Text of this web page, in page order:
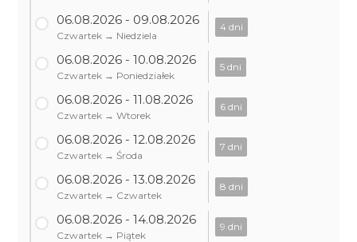
06.08.2026 - 09.08.2026
Czwartek → Niedziela
4 dni
06.08.2026 - 10.08.2026
Czwartek → Poniedziałek
5 dni
06.08.2026 - 11.08.2026
Czwartek → Wtorek
6 dni
06.08.2026 - 12.08.2026
Czwartek → Środa
7 dni
06.08.2026 - 13.08.2026
Czwartek → Czwartek
8 dni
06.08.2026 - 14.08.2026
Czwartek → Piątek
9 dni